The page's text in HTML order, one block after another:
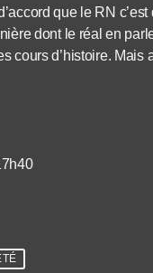
que le RN
dont le réal en
cours d’histoire.